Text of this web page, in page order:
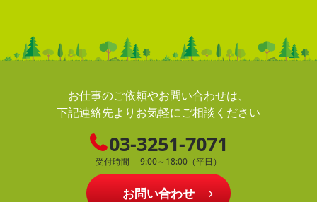
お仕事のご依頼やお問い合わせは、
下記連絡先よりお気軽にご相談ください
03-3251-7071
受付時間 9:00～18:00（平日）
お問い合わせ